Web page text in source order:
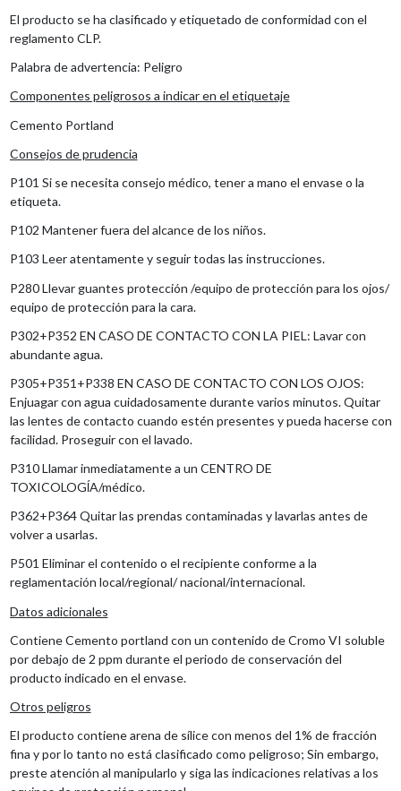
El producto se ha clasificado y etiquetado de conformidad con el
reglamento CLP.
Palabra de advertencia: Peligro
Componentes peligrosos a indicar en el etiquetaje
Cemento Portland
Consejos de prudencia
P101 Si se necesita consejo médico, tener a mano el envase o la
etiqueta.
P102 Mantener fuera del alcance de los niños.
P103 Leer atentamente y seguir todas las instrucciones.
P280 Llevar guantes protección /equipo de protección para los ojos/
equipo de protección para la cara.
P302+P352 EN CASO DE CONTACTO CON LA PIEL: Lavar con
abundante agua.
P305+P351+P338 EN CASO DE CONTACTO CON LOS OJOS:
Enjuagar con agua cuidadosamente durante varios minutos. Quitar
las lentes de contacto cuando estén presentes y pueda hacerse con
facilidad. Proseguir con el lavado.
P310 Llamar inmediatamente a un CENTRO DE
TOXICOLOGĺA/médico.
P362+P364 Quitar las prendas contaminadas y lavarlas antes de
volver a usarlas.
P501 Eliminar el contenido o el recipiente conforme a la
reglamentación local/regional/ nacional/internacional.
Datos adicionales
Contiene Cemento portland con un contenido de Cromo VI soluble
por debajo de 2 ppm durante el periodo de conservación del
producto indicado en el envase.
Otros peligros
El producto contiene arena de sílice con menos del 1% de fracción
fina y por lo tanto no está clasificado como peligroso; Sin embargo,
preste atención al manipularlo y siga las indicaciones relativas a los